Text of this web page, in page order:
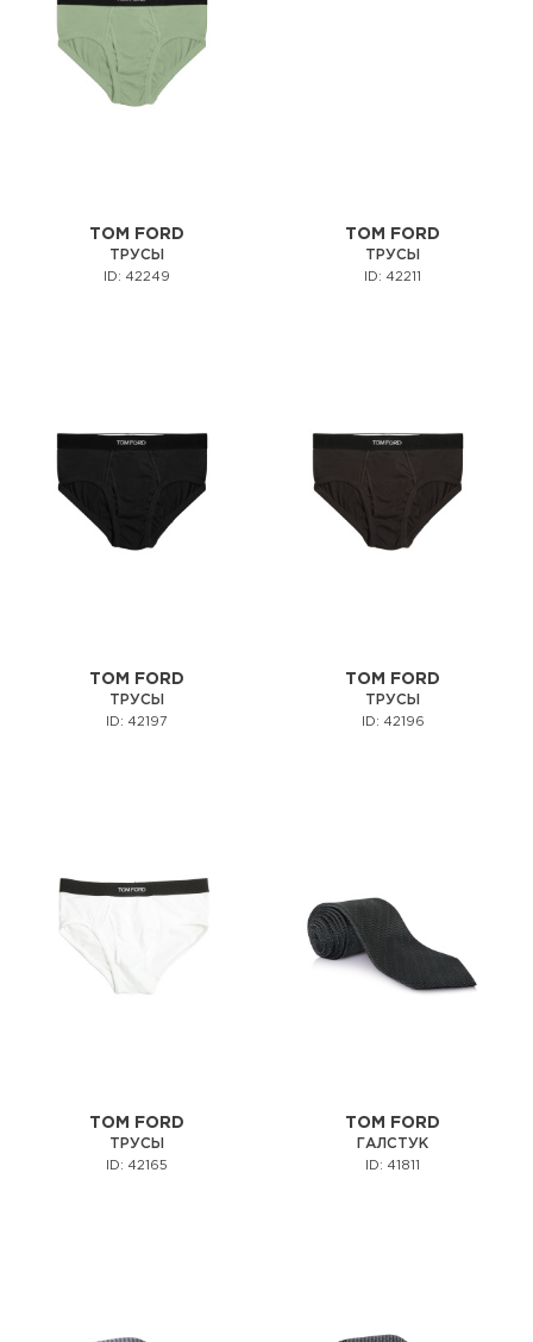
TOM FORD
ТРУСЫ
ID: 42249
TOM FORD
ТРУСЫ
ID: 42211
TOM FORD
ТРУСЫ
ID: 42197
TOM FORD
ТРУСЫ
ID: 42196
TOM FORD
ТРУСЫ
ID: 42165
TOM FORD
ГАЛСТУК
ID: 41811